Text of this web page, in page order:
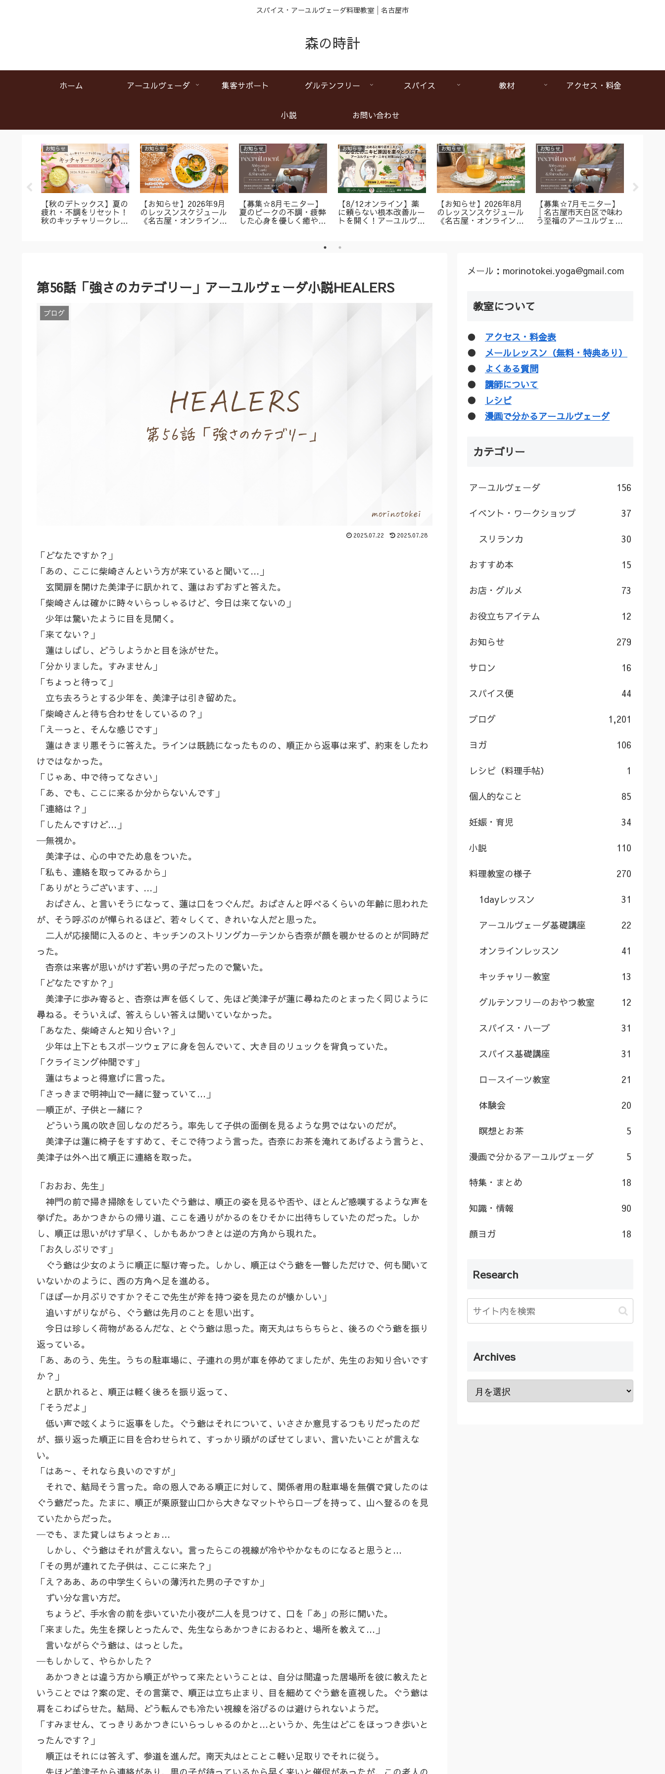
スパイス・アーユルヴェーダ料理教室│名古屋市
森の時計
ホーム アーユルヴェーダ 集客サポート グルテンフリー スパイス 教材 アクセス・料金
小説 お問い合わせ
お知らせ
【秋のデトックス】夏の
疲れ・不調をリセット！
秋のキッチャリークレン
お知らせ
【お知らせ】2026年9月
のレッスンスケジュール
《名古屋・オンラインア
お知らせ
【募集☆8月モニター】
夏のピークの不調・疲弊
した心身を優しく癒やす
お知らせ
【8/12オンライン】薬
に頼らない根本改善ルー
トを開く！アーユルヴェ
付き）
お知らせ
【お知らせ】2026年8月
のレッスンスケジュール
《名古屋・オンラインア
お知らせ
【募集☆7月モニター】
│名古屋市天白区で味わ
う至福のアーユルヴェー
第56話「強さのカテゴリー」アーユルヴェーダ小説HEALERS
ブログ
2025.07.22 2025.07.28
「どなたですか？」
「あの、ここに柴崎さんという方が来ていると聞いて…」
玄関扉を開けた美津子に訊かれて、蓮はおずおずと答えた。
「柴崎さんは確かに時々いらっしゃるけど、今日は来てないの」
少年は驚いたように目を見開く。
「来てない？」
蓮はしばし、どうしようかと目を泳がせた。
「分かりました。すみません」
「ちょっと待って」
立ち去ろうとする少年を、美津子は引き留めた。
「柴崎さんと待ち合わせをしているの？」
「えーっと、そんな感じです」
蓮はきまり悪そうに答えた。ラインは既読になったものの、順正から返事は来ず、約束をしたわ
けではなかった。
「じゃあ、中で待ってなさい」
「あ、でも、ここに来るか分からないんです」
「連絡は？」
「したんですけど…」
─無視か。
美津子は、心の中でため息をついた。
「私も、連絡を取ってみるから」
「ありがとうございます、…」
おばさん、と言いそうになって、蓮は口をつぐんだ。おばさんと呼べるくらいの年齢に思われた
が、そう呼ぶのが憚られるほど、若々しくて、きれいな人だと思った。
二人が応接間に入るのと、キッチンのストリングカーテンから杏奈が顔を覗かせるのとが同時だ
った。
杏奈は来客が思いがけず若い男の子だったので驚いた。
「どなたですか？」
美津子に歩み寄ると、杏奈は声を低くして、先ほど美津子が蓮に尋ねたのとまったく同じように
尋ねる。そういえば、答えらしい答えは聞いていなかった。
「あなた、柴崎さんと知り合い？」
少年は上下ともスポーツウェアに身を包んでいて、大き目のリュックを背負っていた。
「クライミング仲間です」
蓮はちょっと得意げに言った。
「さっきまで明神山で一緒に登っていて…」
─順正が、子供と一緒に？
どういう風の吹き回しなのだろう。率先して子供の面倒を見るような男ではないのだが。
美津子は蓮に椅子をすすめて、そこで待つよう言った。杏奈にお茶を淹れてあげるよう言うと、
美津子は外へ出て順正に連絡を取った。
「おおお、先生」
神門の前で掃き掃除をしていたぐう爺は、順正の姿を見るや否や、ほとんど感嘆するような声を
挙げた。あかつきからの帰り道、ここを通りがかるのをひそかに出待ちしていたのだった。しか
し、順正は思いがけず早く、しかもあかつきとは逆の方角から現れた。
「お久しぶりです」
ぐう爺は少女のように順正に駆け寄った。しかし、順正はぐう爺を一瞥しただけで、何も聞いて
いないかのように、西の方角へ足を進める。
「ほぼ一か月ぶりですか？そこで先生が斧を持つ姿を見たのが懐かしい」
追いすがりながら、ぐう爺は先月のことを思い出す。
今日は珍しく荷物があるんだな、とぐう爺は思った。南天丸はちらちらと、後ろのぐう爺を振り
返っている。
「あ、あのう、先生。うちの駐車場に、子連れの男が車を停めてましたが、先生のお知り合いです
か？」
と訊かれると、順正は軽く後ろを振り返って、
「そうだよ」
低い声で呟くように返事をした。ぐう爺はそれについて、いささか意見するつもりだったのだ
が、振り返った順正に目を合わせられて、すっかり頭がのぼせてしまい、言いたいことが言えな
い。
「はあ～、それなら良いのですが」
それで、結局そう言った。命の恩人である順正に対して、関係者用の駐車場を無償で貸したのは
ぐう爺だった。たまに、順正が栗原登山口から大きなマットやらロープを持って、山へ登るのを見
ていたからだった。
─でも、また貸しはちょっとぉ…
しかし、ぐう爺はそれが言えない。言ったらこの視線が冷ややかなものになると思うと…
「その男が連れてた子供は、ここに来た？」
「え？ああ、あの中学生くらいの薄汚れた男の子ですか」
ずい分な言い方だ。
ちょうど、手水舎の前を歩いていた小夜が二人を見つけて、口を「あ」の形に開いた。
「来ました。先生を探しとったんで、先生ならあかつきにおるわと、場所を教えて…」
言いながらぐう爺は、はっとした。
─もしかして、やらかした？
あかつきとは違う方から順正がやって来たということは、自分は間違った居場所を彼に教えたと
いうことでは？案の定、その言葉で、順正は立ち止まり、目を細めてぐう爺を直視した。ぐう爺は
肩をこわばらせた。結局、どう転んでも冷たい視線を浴びるのは避けられないようだ。
「すみません、てっきりあかつきにいらっしゃるのかと…というか、先生はどこをほっつき歩いと
ったんです？」
順正はそれには答えず、参道を進んだ。南天丸はとことこ軽い足取りでそれに従う。
メール：morinotokei.yoga@gmail.com
教室について
● アクセス・料金表
● メールレッスン（無料・特典あり）
●
よくある質問
● 講師について
●
レシピ
● 漫画で分かるアーユルヴェーダ
カテゴリー
アーユルヴェーダ 156
イベント・ワークショップ 37
スリランカ 30
おすすめ本 15
お店・グルメ 73
お役立ちアイテム 12
お知らせ 279
サロン 16
スパイス便 44
ブログ 1,201
ヨガ 106
レシピ（料理手帖） 1
個人的なこと 85
妊娠・育児 34
小説 110
料理教室の様子 270
1dayレッスン 31
アーユルヴェーダ基礎講座 22
オンラインレッスン 41
キッチャリー教室 13
グルテンフリーのおやつ教室 12
スパイス・ハーブ 31
スパイス基礎講座 31
ロースイーツ教室 21
体験会 20
瞑想とお茶 5
漫画で分かるアーユルヴェーダ 5
特集・まとめ 18
知識・情報 90
顔ヨガ 18
Research
Archives